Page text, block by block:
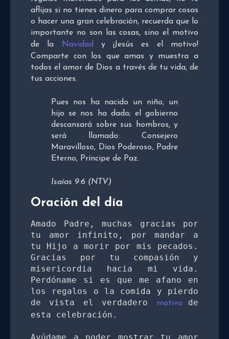
aflijas si no tienes dinero para comprar cosas
o hacer una gran celebración, recuerda que lo
importante no son las cosas, sino el motivo
de la Navidad y ¡Jesús es el motivo!
Comparte con los que amas y muestra a
todos el amor de Dios a través de tu vida, de
tus acciones.
Pues nos ha nacido un niño, un
hijo se nos ha dado; el gobierno
descansará sobre sus hombros, y
será llamado: Consejero
Maravilloso, Dios Poderoso, Padre
Eterno, Príncipe de Paz.
Isaías 9:6 (NTV)
Oración del día
Amado Padre, muchas gracias por
tu amor infinito, por mandar a
tu Hijo a morir por mis pecados.
Gracias por tu compasión y
misericordia hacia mi vida.
Perdóname si es que me afano en
los regalos o la comida y pierdo
de vista el verdadero
motivo de
esta celebración.